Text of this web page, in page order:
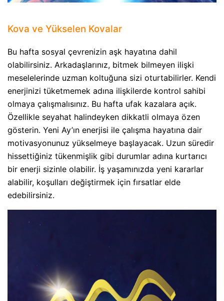
Kova ve Yükselen Kovalar
Bu hafta sosyal çevrenizin aşk hayatına dahil
olabilirsiniz. Arkadaşlarınız, bitmek bilmeyen ilişki
meselelerinde uzman koltuğuna sizi oturtabilirler. Kendi
enerjinizi tüketmemek adına ilişkilerde kontrol sahibi
olmaya çalışmalısınız. Bu hafta ufak kazalara açık.
Özellikle seyahat halindeyken dikkatli olmaya özen
gösterin. Yeni Ay’ın enerjisi ile çalışma hayatına dair
motivasyonunuz yükselmeye başlayacak. Uzun süredir
hissettiğiniz tükenmişlik gibi durumlar adına kurtarıcı
bir enerji sizinle olabilir. İş yaşamınızda yeni kararlar
alabilir, koşulları değiştirmek için fırsatlar elde
edebilirsiniz.